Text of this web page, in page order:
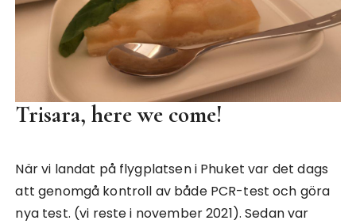
Trisara, here we come!
När vi landat på flygplatsen i Phuket var det dags
att genomgå kontroll av både PCR-test och göra
nya test. (vi reste i november 2021). Sedan var